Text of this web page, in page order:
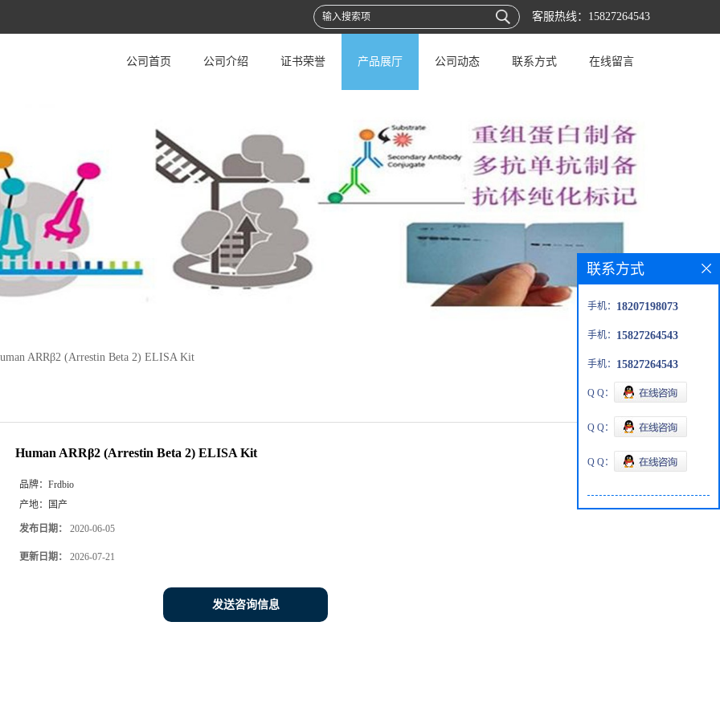
客服热线： 15827264543
公司首页 公司介绍 证书荣誉 产品展厅 公司动态 联系方式 在线留言
ARRβ2 (Arrestin Beta 2) ELISA Kit
Human ARRβ2 (Arrestin Beta 2) ELISA Kit
品牌： Frdbio
产地：
国产
发布日期： 2020-06-05
更新日期： 2026-07-21
发送咨询信息
联系方式
手机： 18207198073
手机： 15827264543
手机： 15827264543
Q Q：
Q Q：
Q Q：